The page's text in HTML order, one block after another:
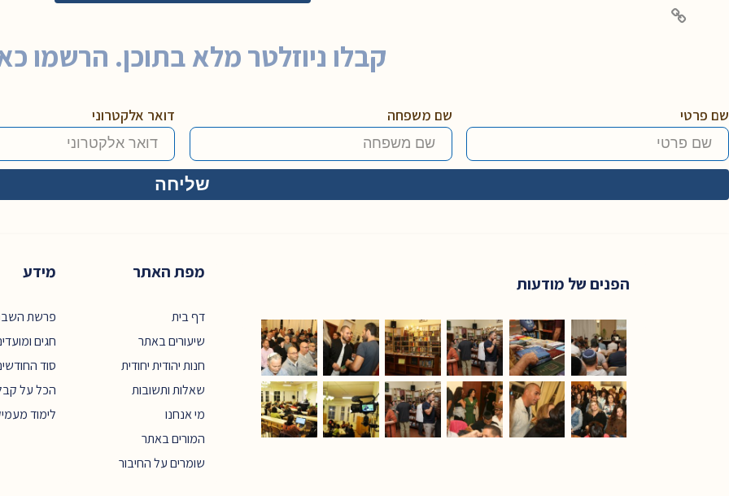
קבלו ניוזלטר מלא בתוכן. הרשמו
שם פרטי שם משפחה דואר אלקטרוני
מפת האתר
דף בית
שיעורים באתר
חנות יהודית יחודית
שאלות ותשובות
מי אנחנו
המורים באתר
שומרים על החיבור
מידע
פרשת
חגים
סוד
הכל על
לימוד
הפנים של מודעות